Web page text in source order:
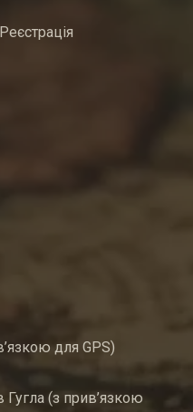
Реєстрація
для GPS)
Гугла (з прив’язкою